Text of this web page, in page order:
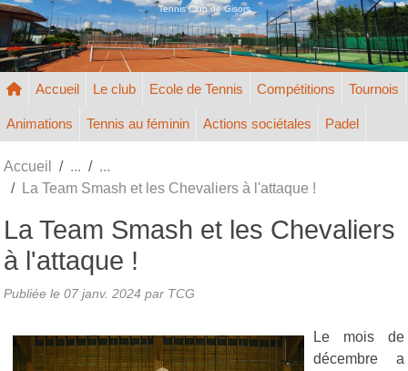
Tennis Club de Gisors
Accueil Le club Ecole de Tennis Compétitions Tournois
Animations Tennis au féminin Actions sociétales Padel
Accueil
La Team Smash et les Chevaliers à l'attaque !
La Team Smash et les Chevaliers
à l'attaque !
Publiée le 07 janv. 2024 par TCG
Le mois de
décembre a
Panneau de gestion des cookies